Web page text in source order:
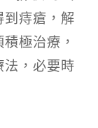
到痔瘡，解
極治療，
法，必要時